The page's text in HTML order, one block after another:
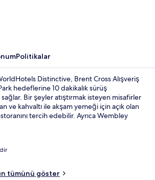
Politikalar
Distinctive, Brent Cross Alışveriş
hedeflerine 10 dakikalık sürüş
sağlar. Bir şeyler atıştırmak isteyen misafirler
ve kahvaltı ile akşam yemeği için açık olan
tercih edebilir. Ayrıca Wembley
ve konaklama yerinin genel durumu hakkında
Konaklama yeri toplu taşımaya yakındır,
İstasyonu 13 dakikalık yürüme
tümünü göster